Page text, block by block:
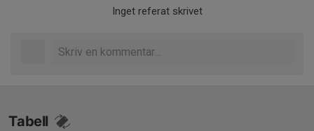
Inget referat skrivet
Tabell